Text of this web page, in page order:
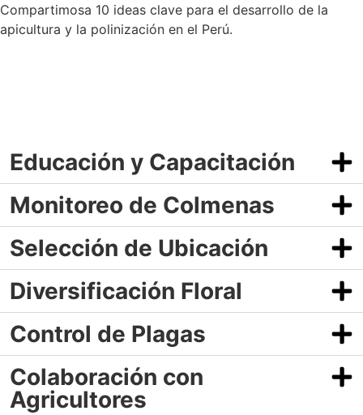
Compartimosa 10 ideas clave para el desarrollo de la
apicultura y la polinización en el Perú.
Educación y Capacitación
Monitoreo de Colmenas
Selección de Ubicación
Diversificación Floral
Control de Plagas
Colaboración con
Agricultores